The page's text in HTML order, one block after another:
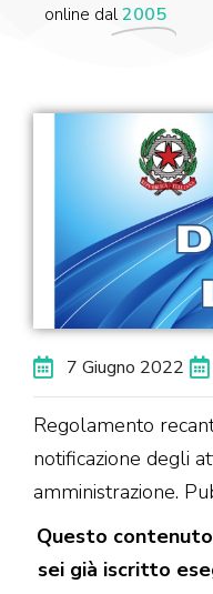
online dal2005
7 Giugno 2022
Regolamento
notificazione degli
amministrazione.
Questo
sei già iscritto